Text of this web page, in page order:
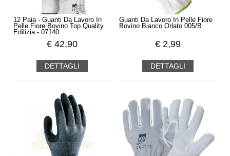
12 Paia - Guanti Da Lavoro In
Pelle Fiore Bovino Top Quality
Edilizia - 07140
€ 42,90
DETTAGLI
Guanti Da Lavoro In Pelle Fiore
Bovino Bianco Orlato 005/B
€ 2,99
DETTAGLI